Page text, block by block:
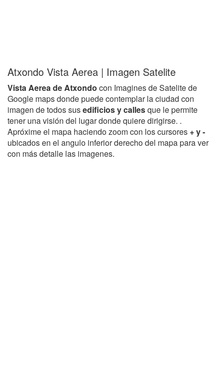
Atxondo Vista Aerea | Imagen Satelite
Vista Aerea de Atxondo con Imagines de Satelite de
Google maps donde puede contemplar la ciudad con
imagen de todos susedificios y callesque le permite
tener una visión del lugar donde quiere dirigirse. .
Apróxime el mapa haciendo zoom con los cursores + y -
ubicados en el angulo inferior derecho del mapa para ver
con más detalle las imagenes.